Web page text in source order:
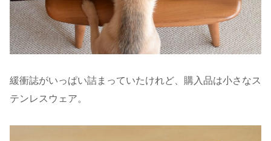
緩衝誌がいっぱい詰まっていたけれど、購入品は小さなス
テンレスウェア。